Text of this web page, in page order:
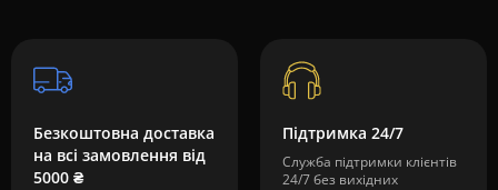
Безкоштовна доставка
на всі замовлення від
5000 ₴
Підтримка 24/7
Служба підтримки клієнтів
24/7 без вихідних